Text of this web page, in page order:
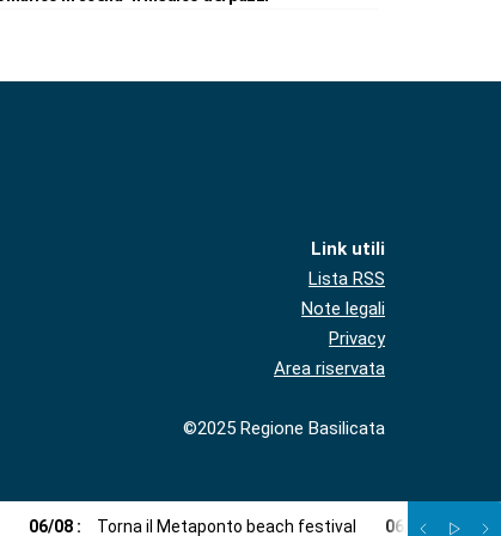
Link utili
Lista RSS
Note legali
Privacy
Area riservata
©2025 Regione Basilicata
06/08 : Torna il Metaponto beach festival 06 08